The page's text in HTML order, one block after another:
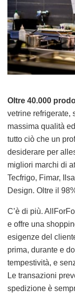
Oltre 40.000
vetrine refrigerate,
massima qualità
tutto ciò che un
desiderare per
migliori marchi di
Tecfrigo, Fimar,
Design. Oltre il
C’è di più.
e offre una
esigenze del
prima, durante e
tempestività, e
Le transazioni
spedizione è